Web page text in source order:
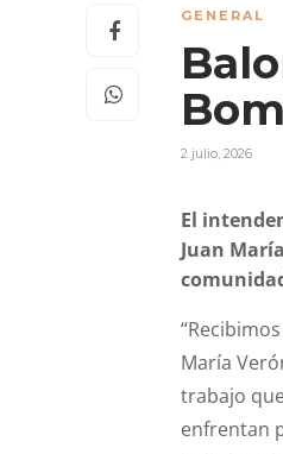
GENERAL
2 julio, 2026
El
Juan
María
trabajo
enfrentan